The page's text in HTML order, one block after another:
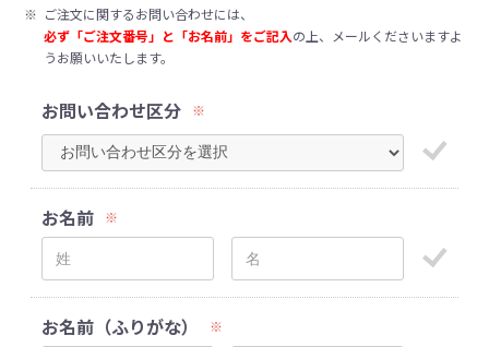
※ ご注文に関するお問い合わせには、
必ず「ご注文番号」と「お名前」をご記入の上、メールくださいますよ
うお願いいたします。
お問い合わせ区分 ※
お名前 ※
お名前（ふりがな） ※